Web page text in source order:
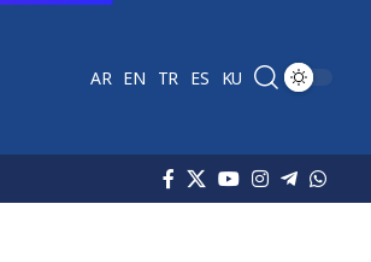
AR EN TR ES KU